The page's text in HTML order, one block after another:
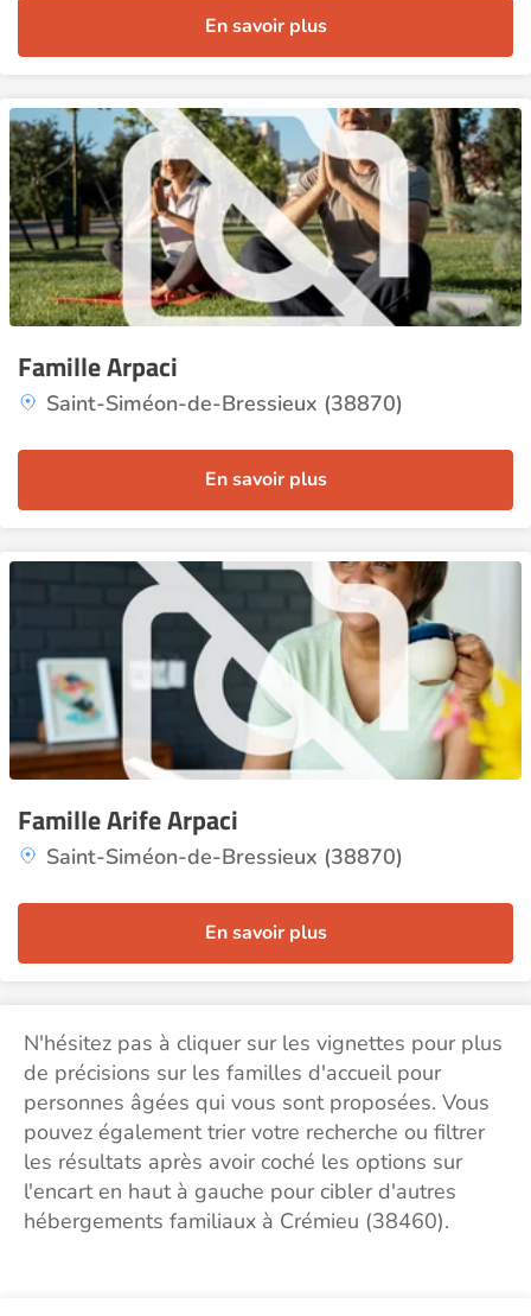
En savoir plus
Famille Arpaci
Saint-Siméon-de-Bressieux (38870)
En savoir plus
Famille Arife Arpaci
Saint-Siméon-de-Bressieux (38870)
En savoir plus
N'hésitez pas à cliquer sur les vignettes pour plus
de précisions sur les familles d'accueil pour
personnes âgées qui vous sont proposées. Vous
pouvez également trier votre recherche ou filtrer
les résultats après avoir coché les options sur
l'encart en haut à gauche pour cibler d'autres
hébergements familiaux à Crémieu (38460).